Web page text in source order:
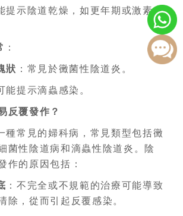
提示陰道乾燥，如更年期或激素水
：
狀 ：常見於黴菌性陰道炎。
能提示滴蟲感染。
反覆發作？
種常見的婦科病，常見類型包括黴
菌性陰道病和滴蟲性陰道炎。陰
作的原因包括：
：不完全或不規範的治療可能導致
除，從而引起反覆感染。